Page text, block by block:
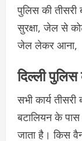
पुलिस की
सुरक्षा, जेल से
जेल लेकर आना,
दिल्ली
सभी कार्य
बटालियन के
जाता है। किस